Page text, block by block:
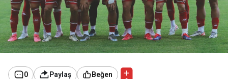
0 Paylaş Beğen